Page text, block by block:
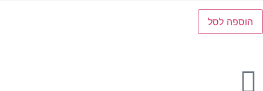
הוספה לסל